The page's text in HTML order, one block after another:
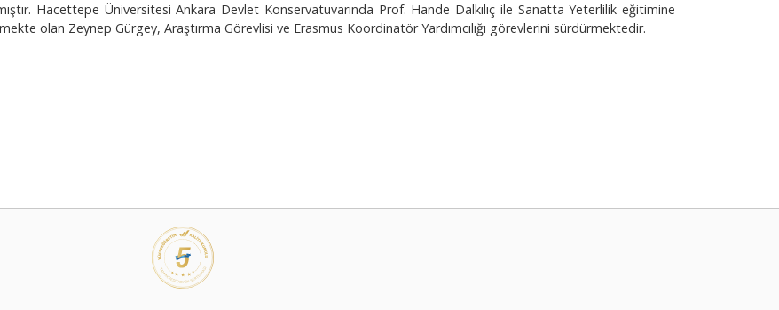
Hacettepe Üniversitesi Ankara Devlet Konservatuvarında Prof. Hande Dalkılıç ile Sanatta Yeterlilik eğitimine
olan Zeynep Gürgey, Araştırma Görevlisi ve Erasmus Koordinatör Yardımcılığı görevlerini sürdürmektedir.